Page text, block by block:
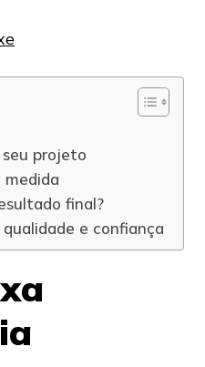
projeto
medida
final?
e confiança